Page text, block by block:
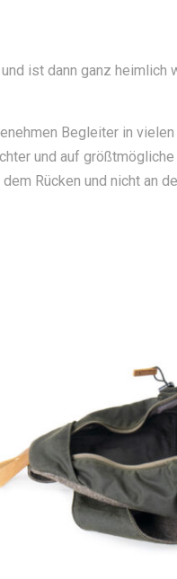
ist dann ganz
Begleiter in
und auf
Rücken und nicht an